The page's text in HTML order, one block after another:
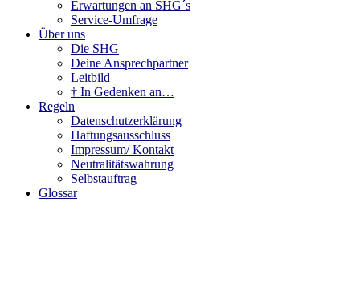
Erwartungen an SHG´s
Service-Umfrage
Über uns
Die SHG
Deine Ansprechpartner
Leitbild
† In Gedenken an…
Regeln
Datenschutzerklärung
Haftungsausschluss
Impressum/ Kontakt
Neutralitätswahrung
Selbstauftrag
Glossar